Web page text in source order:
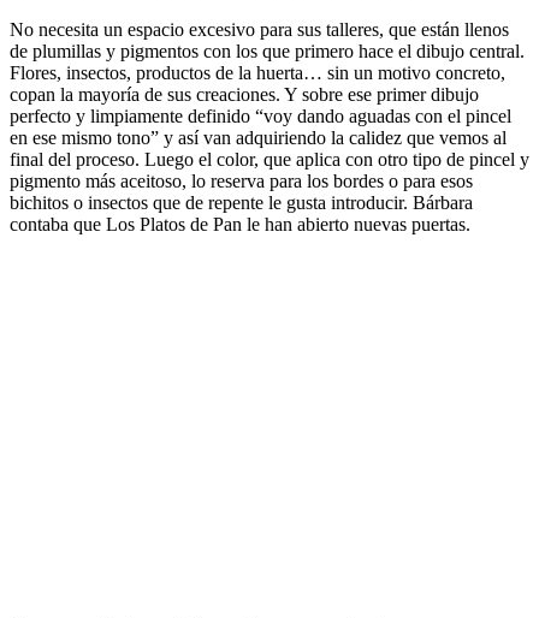
No necesita un espacio excesivo para sus talleres, que están llenos
de plumillas y pigmentos con los que primero hace el dibujo central.
Flores, insectos, productos de la huerta… sin un motivo concreto,
copan la mayoría de sus creaciones. Y sobre ese primer dibujo
perfecto y limpiamente definido “voy dando aguadas con el pincel
en ese mismo tono” y así van adquiriendo la calidez que vemos al
final del proceso. Luego el color, que aplica con otro tipo de pincel y
pigmento más aceitoso, lo reserva para los bordes o para esos
bichitos o insectos que de repente le gusta introducir. Bárbara
contaba que Los Platos de Pan le han abierto nuevas puertas.